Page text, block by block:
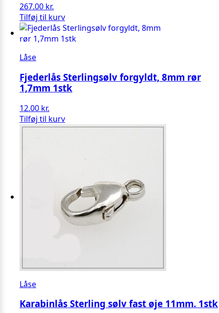
267.00 kr.
Tilføj til kurv
Låse
Fjederlås Sterlingsølv forgyldt, 8mm rør
1,7mm 1stk
12.00 kr.
Tilføj til kurv
Låse
Karabinlås Sterling sølv fast øje 11mm. 1stk